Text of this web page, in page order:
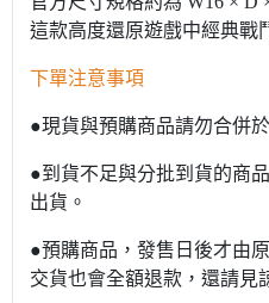
這款高度還原遊戲中經典戰
下單注意事項
●現貨與預購商品請勿合併
●到貨不足與分批到貨的商
出貨。
●預購商品，發售日後才由
交貨也會全額退款，還請見